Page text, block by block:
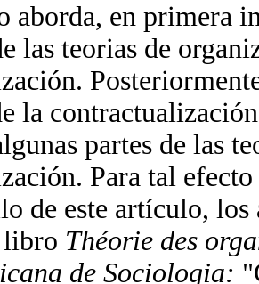
aborda, en primera
las teorias de
la
partes de las
Para tal
de este artículo,
libro Théorie des
de Sociologia: